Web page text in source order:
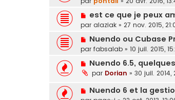
est ce que je peux
par alaziak » 27 nov. 2015,
Nuendo ou Cubase
par fabsalab » 10 juil. 2015,
Nuendo 6.5,
par Dorian » 30 juil. 2014,
Nuendo 6 et la